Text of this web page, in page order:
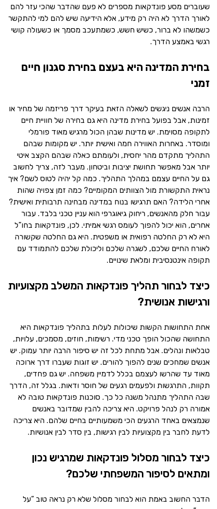
שעוברים מסע פונדקאות מספרים לא פעם שהדבר שהכי עזר להם
לאורך הדרך לא היה רק מידע, אלא הידיעה שיש להם למי להתקשר
כשמשהו לא ברור, כשיש חשש, כשמתעכב מסמך או כשעולה קושי
רגשי באמצע הדרך.
בחירת המדינה היא בעצם בחירת סגנון חיים
זמני
הרבה אנשים ניגשים לשאלה הזאת בעיקר דרך פריזמה של מחיר או
זמינות, אבל בפועל בחירת מדינה היא גם בחירה של חוויית חיים
לתקופה מסוימת. יש מדינות שבהן הכול מרגיש מאוד פורמלי
ומוסדר. באחרות האווירה חמה ואישית יותר. יש מקומות שבהם
התהליך מתקדם מהר יחסית, ולעומתם כאלה שבהם הקצב איטי
יותר אבל מאפשר תחושת יציבות וביטחון. מעבר לזה, צריך לחשוב
גם על החיים עצמם במהלך התהליך. כמה קל יהיה לטוס לשם? איך
נראית התקשורת מול הצוותים המקומיים? כמה זמן צפויה שהות
אחרי הלידה? האם תרגישו בנוח במדינה מבחינה תרבותית ואישית?
עבור חלק מהאנשים, ריחוק גיאוגרפי הוא עניין טכני בלבד. עבור
אחרים, הוא יכול להפוך לעומס רגשי אמיתי. לכן, פונדקאות בחו”ל
היא לא רק החלטה רפואית או משפטית. היא גם החלטה שקשורה
לאורח החיים שלכם, לשגרה שלכם וליכולת שלכם להתמודד עם
תקופה אינטנסיבית ומלאת שינויים.
כיצד לבחור תהליך פונדקאות המשלב מקצועיות
ורגישות אנושית?
אחת התחושות הקשות שיכולות לעלות בתהליך פונדקאות היא
התחושה שהכול הופך טכני מדי. רשימות, חוזים, מסמכים, עלויות,
טבלאות ונהלים. אבל מתחת לכל זה יש סיפור הרבה יותר עמוק. יש
אנשים שמחכים שנים להפוך להורים. יש זוגות שעברו דרך ארוכה
מאוד עד שהרשו לעצמם בכלל לדמיין משפחה. יש גם פחדים,
תקוות, התרגשות ולפעמים רגעים של חוסר ודאות. בגלל זה, הדרך
שבה התהליך מתנהל משנה כל כך. סוכנות פונדקאות טובה לא
אמורה רק לנהל פרויקט. היא צריכה להבין שמדובר באנשים
שנמצאים באחד הרגעים הכי משמעותיים בחיים שלהם. היא צריכה
לדעת לחבר בין מקצועיות לבין רגישות, בין סדר לבין אנושיות.
כיצד לבחור מסלול פונדקאות שמרגיש נכון
ומתאים לסיפור המשפחתי שלכם?
הדבר החשוב באמת הוא לבחור מסלול שלא רק נראה טוב “על